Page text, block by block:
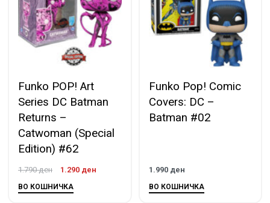
Funko POP! Art
Series DC Batman
Returns –
Catwoman (Special
Edition) #62
1.790ден 1.290 ден
ВО КОШНИЧКА
Funko Pop! Comic
Covers: DC –
Batman #02
1.990 ден
ВО КОШНИЧКА